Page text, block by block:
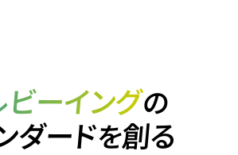
ビーイングの
ダードを創る